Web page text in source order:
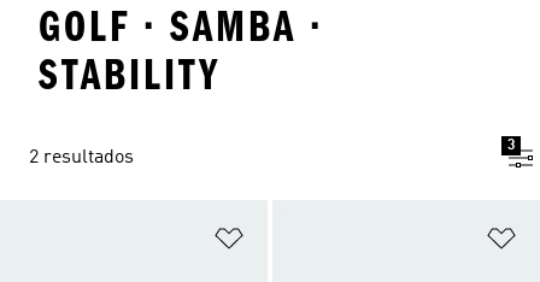
GOLF · SAMBA ·
STABILITY
2 resultados
3